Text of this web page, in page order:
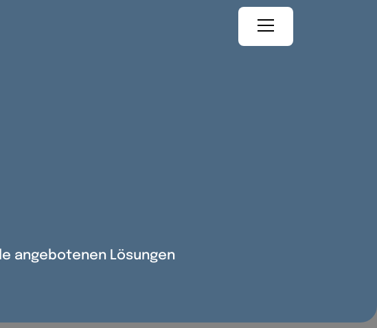
angebotenen Lösungen